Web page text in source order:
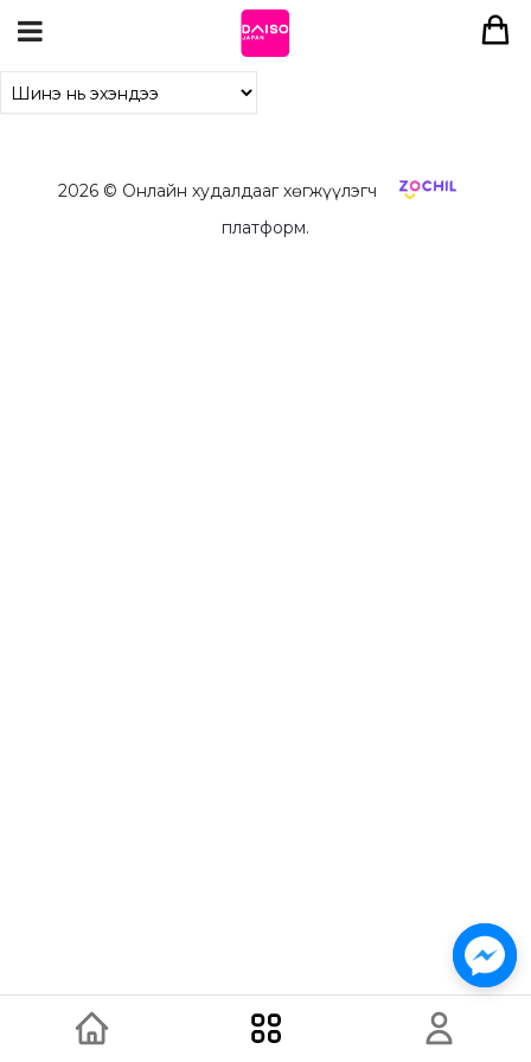
2026© Онлайн худалдааг хөгжүүлэгч
платформ.